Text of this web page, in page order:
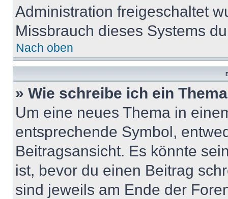
Administration freigeschaltet
Missbrauch dieses Systems
Nach oben
» Wie schreibe ich ein
Um eine neues Thema in
entsprechende Symbol,
Beitragsansicht. Es könnte
ist, bevor du einen Beitrag
sind jeweils am Ende der